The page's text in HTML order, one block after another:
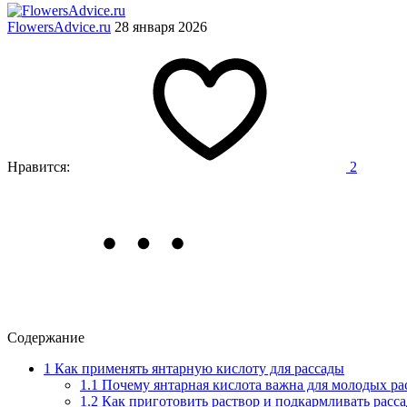
FlowersAdvice.ru 28 января 2026
Нравится: 2
Содержание
1 Как применять янтарную кислоту для рассады
1.1 Почему янтарная кислота важна для молодых
1.2 Как приготовить раствор и подкармливать